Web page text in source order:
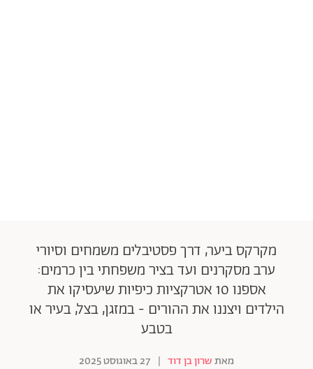
מקרקס ביער, דרך פסטיבלים משמחים וסיורי
ערב מסקרנים ועד בציר משפחתי בין כרמים:
אספנו 10 אטרקציות כיפיות שיעסיקו את
הילדים ויצננו את ההורים - במזגן, בצל, בעיר או
בטבע
מאתשרון בן דוד | 27 באוגוסט 2025